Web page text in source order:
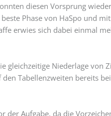
diesen Vorsprung
Phase von HaSpo und
erwies sich dabei einmal
gleichzeitige Niederlage von
Tabellenzweiten bereits
der Aufgabe, da die